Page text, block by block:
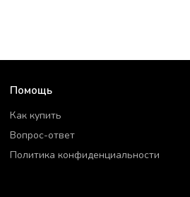
Помощь
Как купить
Вопрос-ответ
Политика конфиденциальности